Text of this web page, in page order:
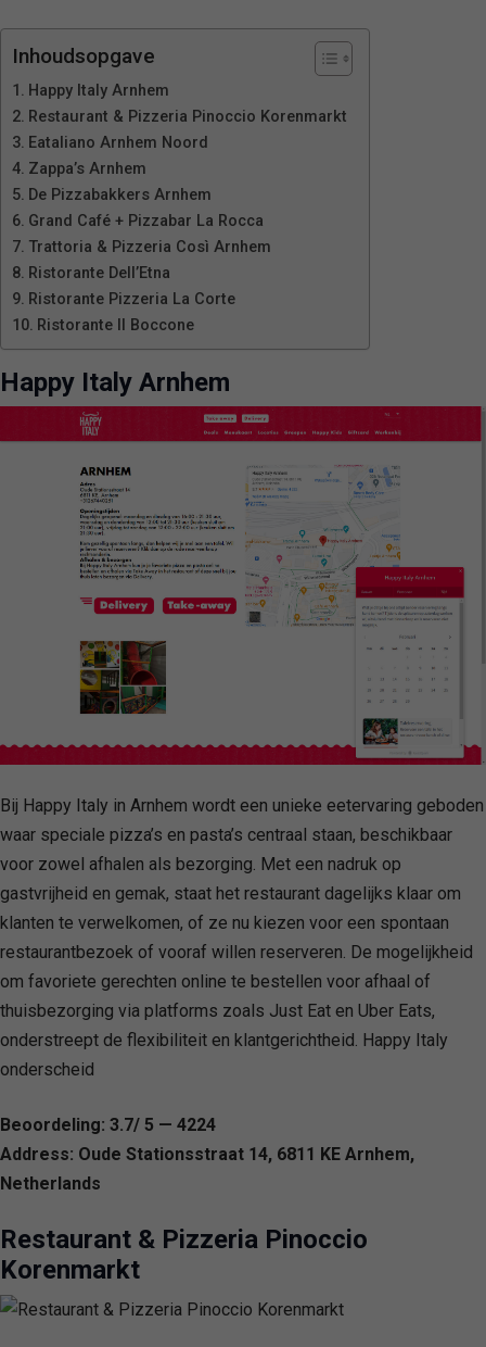
Inhoudsopgave
Happy Italy Arnhem
Restaurant & Pizzeria Pinoccio Korenmarkt
Eataliano Arnhem Noord
Zappa’s Arnhem
De Pizzabakkers Arnhem
Grand Café + Pizzabar La Rocca
Trattoria & Pizzeria Così Arnhem
Ristorante Dell’Etna
Ristorante Pizzeria La Corte
Ristorante Il Boccone
Happy Italy Arnhem
Bij Happy Italy in Arnhem wordt een unieke eetervaring geboden
waar speciale pizza’s en pasta’s centraal staan, beschikbaar
voor zowel afhalen als bezorging. Met een nadruk op
gastvrijheid en gemak, staat het restaurant dagelijks klaar om
klanten te verwelkomen, of ze nu kiezen voor een spontaan
restaurantbezoek of vooraf willen reserveren. De mogelijkheid
om favoriete gerechten online te bestellen voor afhaal of
thuisbezorging via platforms zoals Just Eat en Uber Eats,
onderstreept de flexibiliteit en klantgerichtheid. Happy Italy
onderscheid
Beoordeling: 3.7/ 5 — 4224
Address: Oude Stationsstraat 14, 6811 KE Arnhem,
Netherlands
Restaurant & Pizzeria Pinoccio
Korenmarkt